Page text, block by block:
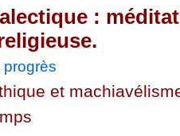
:
progrès
et